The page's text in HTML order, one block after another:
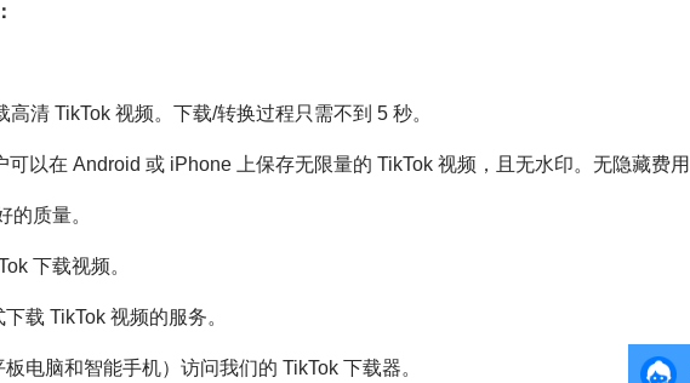
清 TikTok 视频。下载/转换过程只需不到 5 秒。
以在 Android 或 iPhone 上保存无限量的 TikTok 视频，且无水印。无隐藏费用
的质量。
下载视频。
载 TikTok 视频的服务。
电脑和智能手机）访问我们的 TikTok 下载器。